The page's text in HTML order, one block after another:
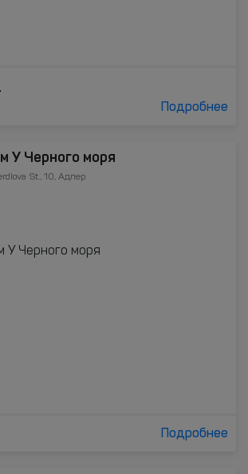
Подробнее
У Черного моря
St., 10, Адлер
Подробнее